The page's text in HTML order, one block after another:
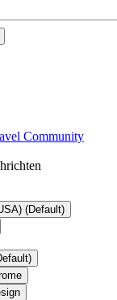
Community
(Default)